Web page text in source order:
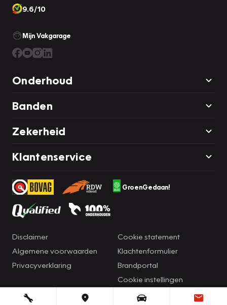
9.6/10
Mijn Vakgarage
Onderhoud
Banden
Zekerheid
Klantenservice
GroenGedaan!
Disclaimer
Algemene voorwaarden
Privacyverklaring
Cookie statement
Klachtenformulier
Brandportal
Cookie instellingen